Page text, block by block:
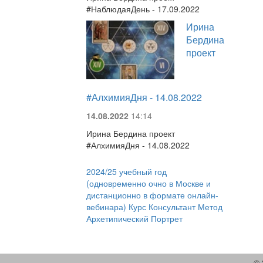
#НаблюдаяДень - 17.09.2022
Ирина
Бердина
проект
#АлхимияДня - 14.08.2022
14.08.2022 14:14
Ирина Бердина проект
#АлхимияДня - 14.08.2022
2024/25 учебный год
(одновременно очно в Москве и
дистанционно в формате онлайн-
вебинара) Курс Консультант Метод
Архетипический Портрет